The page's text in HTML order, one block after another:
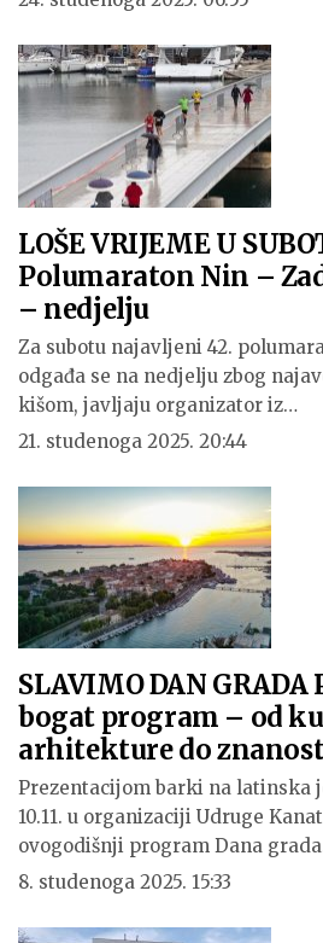
LOŠE VRIJEME U
Polumaraton Nin –
– nedjelju
Za subotu najavljeni 42.
odgađa se na nedjelju zbog
kišom, javljaju organizator iz…
21. studenoga 2025. 20:44
SLAVIMO DAN
bogat program – od
arhitekture do
Prezentacijom barki na latinska
10.11. u organizaciji Udruge
ovogodišnji program Dana
8. studenoga 2025. 15:33